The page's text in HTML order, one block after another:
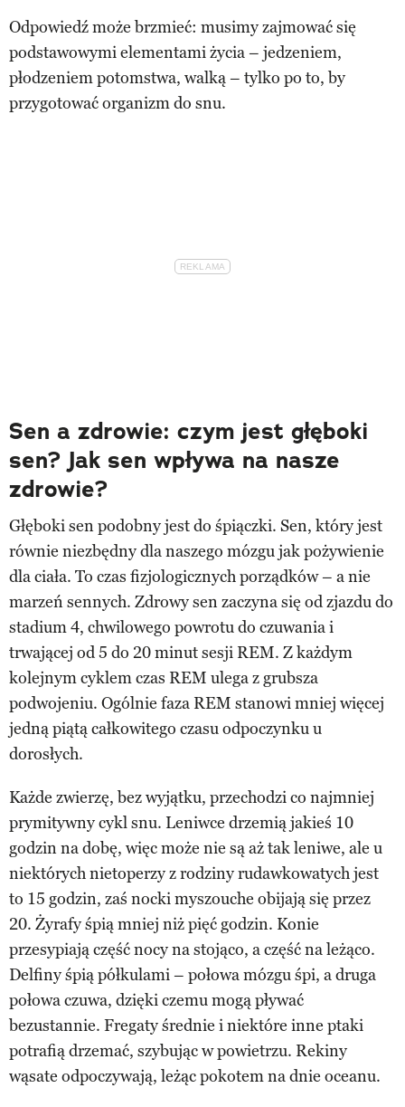
Odpowiedź może brzmieć: musimy zajmować się
podstawowymi elementami życia – jedzeniem,
płodzeniem potomstwa, walką – tylko po to, by
przygotować organizm do snu.
Sen a zdrowie: czym jest głęboki
sen? Jak sen wpływa na nasze
zdrowie?
Głęboki sen podobny jest do śpiączki. Sen, który jest
równie niezbędny dla naszego mózgu jak pożywienie
dla ciała. To czas fizjologicznych porządków – a nie
marzeń sennych. Zdrowy sen zaczyna się od zjazdu do
stadium 4, chwilowego powrotu do czuwania i
trwającej od 5 do 20 minut sesji REM. Z każdym
kolejnym cyklem czas REM ulega z grubsza
podwojeniu. Ogólnie faza REM stanowi mniej więcej
jedną piątą całkowitego czasu odpoczynku u
dorosłych.
Każde zwierzę, bez wyjątku, przechodzi co najmniej
prymitywny cykl snu. Leniwce drzemią jakieś 10
godzin na dobę, więc może nie są aż tak leniwe, ale u
niektórych nietoperzy z rodziny rudawkowatych jest
to 15 godzin, zaś nocki myszouche obijają się przez
20. Żyrafy śpią mniej niż pięć godzin. Konie
przesypiają część nocy na stojąco, a część na leżąco.
Delfiny śpią półkulami – połowa mózgu śpi, a druga
połowa czuwa, dzięki czemu mogą pływać
bezustannie. Fregaty średnie i niektóre inne ptaki
potrafią drzemać, szybując w powietrzu. Rekiny
wąsate odpoczywają, leżąc pokotem na dnie oceanu.